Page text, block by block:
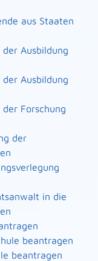
aus Staaten
Ausbildung
Ausbildung
Forschung
der
in die
beantragen
beantragen